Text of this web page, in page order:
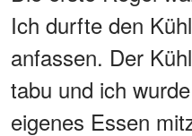
Ich durfte den
anfassen. Der
tabu und ich
eigenes Essen